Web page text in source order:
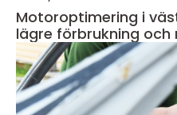
Motoroptimering i
lägre förbrukning och